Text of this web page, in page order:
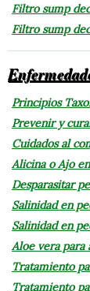
Filtro sump
Filtro sump
Principios
Prevenir y
Cuidados al
Alicina o Ajo
Desparasitar
Salinidad en
Salinidad en
Aloe vera para
Tratamiento
Tratamiento